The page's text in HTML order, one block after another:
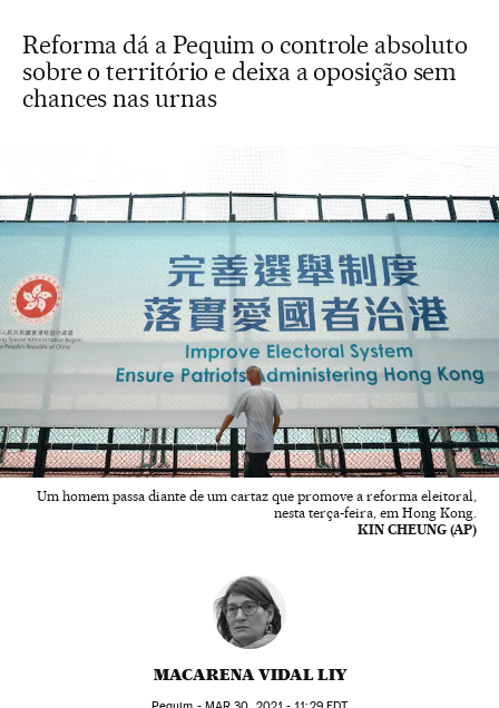
Reforma dá a Pequim o controle absoluto
sobre o território e deixa a oposição sem
chances nas urnas
Um homem passa diante de um cartaz que promove a reforma eleitoral,
nesta terça-feira, em Hong Kong.
KIN CHEUNG (AP)
MACARENA VIDAL LIY